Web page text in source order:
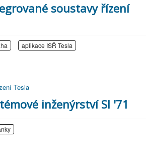
soustavy řízení
aplikace ISŘ Tesla
Tesla
inženýrství SI '71